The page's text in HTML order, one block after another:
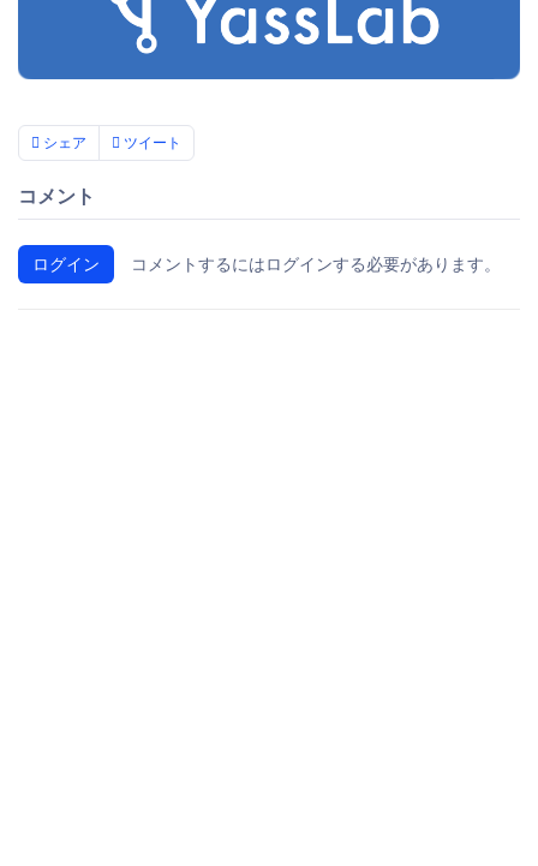
シェア ツイート
コメント
ログイン コメントするにはログインする必要があります。